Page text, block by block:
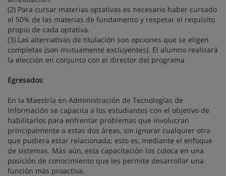
(2) Para cursar materias optativas es necesario haber cursado
el 50% de las materias de fundamento y respetar el requisito
propio de cada optativa.
(3) Las alternativas de titulación son opciones que se eligen
completas (son mutuamente excluyentes). El alumno realizará
la elección en conjunto con el director del programa
Egresados:
En la Maestría en Administración de Tecnologías de
Información se capacita a los estudiantes con el objetivo de
habilitarlos para enfrentar problemas que involucran
principalmente a estas dos áreas, sin ignorar cualquier otra
que pudiera estar relacionada; esto es, mediante el enfoque
de sistemas. Más aún, esta capacitación los coloca en una
posición de conocimiento que les permite desarrollar una
función más proactiva.